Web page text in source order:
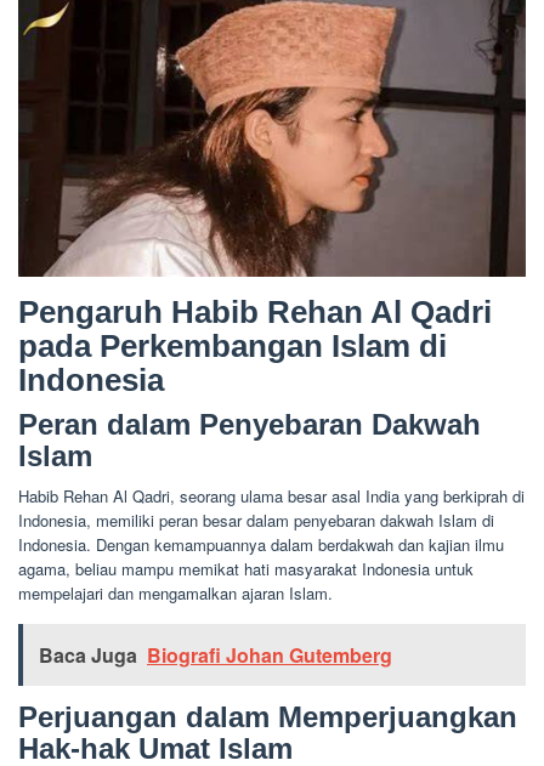
Pengaruh Habib Rehan Al Qadri
pada Perkembangan Islam di
Indonesia
Peran dalam Penyebaran Dakwah
Islam
Habib Rehan Al Qadri, seorang ulama besar asal India yang berkiprah di
Indonesia, memiliki peran besar dalam penyebaran dakwah Islam di
Indonesia. Dengan kemampuannya dalam berdakwah dan kajian ilmu
agama, beliau mampu memikat hati masyarakat Indonesia untuk
mempelajari dan mengamalkan ajaran Islam.
Baca Juga Biografi Johan Gutemberg
Perjuangan dalam Memperjuangkan
Hak-hak Umat Islam